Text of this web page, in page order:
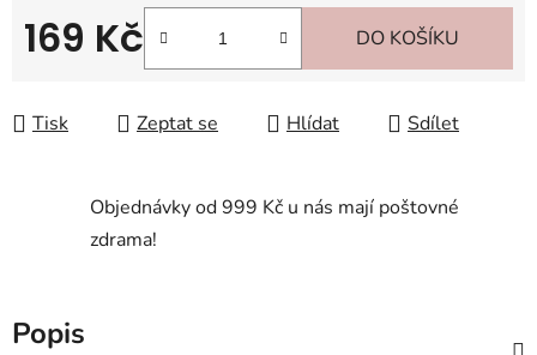
169 Kč DO KOŠÍKU
Tisk Zeptat se Hlídat Sdílet
Objednávky od 999 Kč u nás mají poštovné
zdrama!
Popis